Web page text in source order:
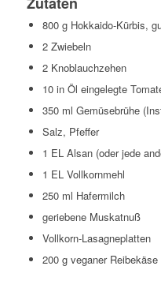
800 g Hokkaido-Kürbis,
2 Zwiebeln
2 Knoblauchzehen
10 in Öl eingelegte
350 ml Gemüsebrühe
Salz, Pfeffer
1 EL Alsan (oder jede
1 EL Vollkornmehl
250 ml Hafermilch
geriebene Muskatnuß
Vollkorn-Lasagneplatten
200 g veganer